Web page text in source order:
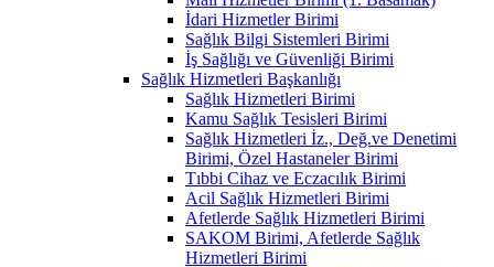
İdari Hizmetler Birimi
Sağlık Bilgi Sistemleri Birimi
İş Sağlığı ve Güvenliği Birimi
Sağlık Hizmetleri Başkanlığı
Sağlık Hizmetleri Birimi
Kamu Sağlık Tesisleri Birimi
Sağlık Hizmetleri İz., Değ.ve Denetimi
Birimi, Özel Hastaneler Birimi
Tıbbi Cihaz ve Eczacılık Birimi
Acil Sağlık Hizmetleri Birimi
Afetlerde Sağlık Hizmetleri Birimi
SAKOM Birimi, Afetlerde Sağlık
Hizmetleri Birimi